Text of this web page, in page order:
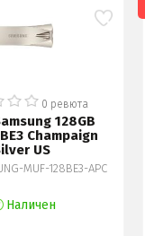
0 ревюта
128GB
Champaign
US
MUF-128BE3-APC
Наличен